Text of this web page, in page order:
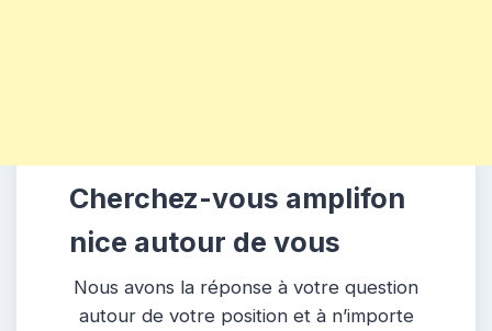
Cherchez-vous amplifon
nice autour de vous
Nous avons la réponse à votre question
autour de votre position et à n’importe